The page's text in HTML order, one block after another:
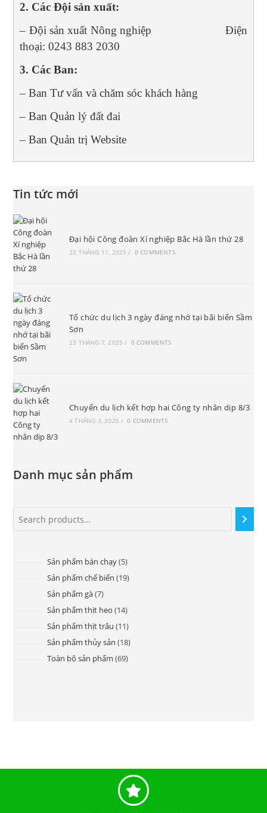
2. Các Đội sản xuất:
– Đội sản xuất Nông nghiệp Điện
thoại: 0243 883 2030
3. Các Ban:
– Ban Tư vấn và chăm sóc khách hàng
– Ban Quản lý đất đai
– Ban Quản trị Website
Tin tức mới
Đại hội Công đoàn Xí nghiệp Bắc Hà lần thứ 28
22 THÁNG 11, 2025 / 0 COMMENTS
Tổ chức du lịch 3 ngày đáng nhớ tại bãi biển Sầm
Sơn
23 THÁNG 7, 2025 / 0 COMMENTS
Chuyến du lịch kết hợp hai Công ty nhân dịp 8/3
4 THÁNG 3, 2025 / 0 COMMENTS
Danh mục sản phẩm
Sản phẩm bán chạy 5
Sản phẩm chế biến 19
Sản phẩm gà 7
Sản phẩm thịt heo 14
Sản phẩm thịt trâu 11
Sản phẩm thủy sản 18
Toàn bộ sản phẩm 69